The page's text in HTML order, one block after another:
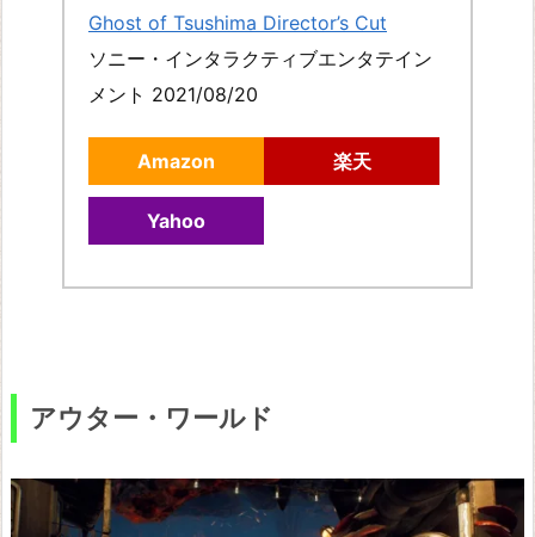
Ghost of Tsushima Director’s Cut
ソニー・インタラクティブエンタテイン
メント 2021/08/20
Amazon 楽天
Yahoo
アウター・ワールド